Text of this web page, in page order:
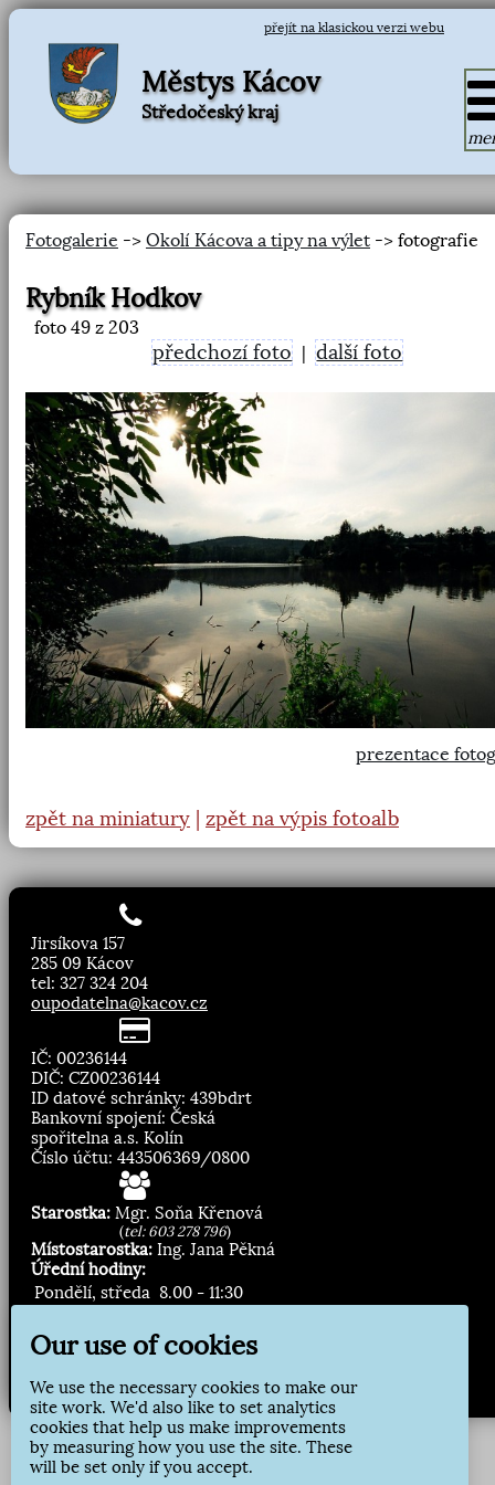
přejít na klasickou verzi webu
Městys Kácov
Středočeský kraj
Fotogalerie -> Okolí Kácova a tipy na výlet -> fotografie
Rybník Hodkov
foto 49 z 203
předchozí foto |další foto
prezentace
zpět na miniatury zpět na výpis fotoalb
Jirsíkova 157
285 09 Kácov
tel: 327 324 204
oupodatelna@kacov.cz
IČ: 00236144
DIČ: CZ00236144
ID datové schránky: 439bdrt
Bankovní spojení: Česká
spořitelna a.s. Kolín
Číslo účtu: 443506369/0800
Starostka: Mgr. Soňa Křenová
(tel: 603 278 796)
Místostarostka: Ing. Jana Pěkná
Úřední hodiny:
Pondělí, středa 8.00 - 11:30
Přihlásit odběr
Our use of cookies
We use the necessary cookies to make our
site work. We'd also like to set analytics
cookies that help us make improvements
by measuring how you use the site. These
will be set only if you accept.